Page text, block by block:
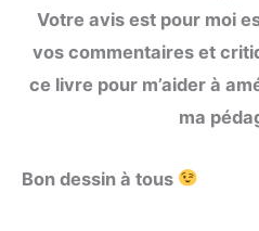
Votre avis est pour moi
vos commentaires et
ce livre pour m’aider à
ma
Bon dessin à tous